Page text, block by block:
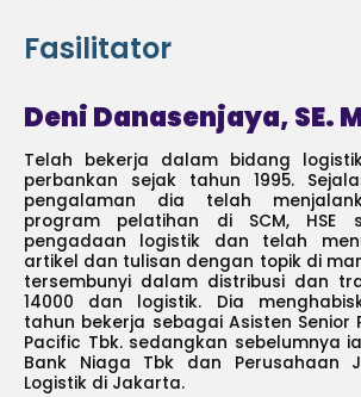
Fasilitator
Deni Danasenjaya, SE.
Telah bekerja dalam bidang
perbankan sejak tahun 1995.
pengalaman dia telah
program pelatihan di SCM, HSE
pengadaan logistik dan telah
artikel dan tulisan dengan topik di
tersembunyi dalam distribusi dan
14000 dan logistik. Dia
tahun bekerja sebagai Asisten Senior
Pacific Tbk. sedangkan sebelumnya
Bank Niaga Tbk dan Perusahaan
Logistik di Jakarta.